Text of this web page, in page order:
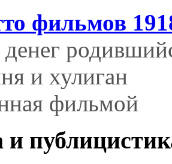
фильмов
и хулиган
фильмой